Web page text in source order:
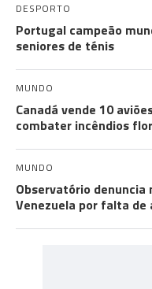
DESPORTO
Portugal campeão
seniores de ténis
MUNDO
Canadá vende 10
combater incêndios
MUNDO
Observatório denuncia
Venezuela por falta de